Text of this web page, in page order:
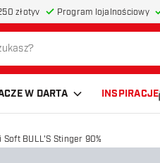
złotyv Program lojalnościowy
W DARTA INSPIRACJE
Soft BULL'S Stinger 90%